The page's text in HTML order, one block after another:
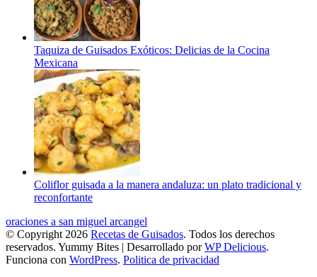
Taquiza de Guisados Exóticos: Delicias de la Cocina
Mexicana
Coliflor guisada a la manera andaluza: un plato tradicional y
reconfortante
oraciones a san miguel arcangel
© Copyright 2026 Recetas de Guisados. Todos los derechos
reservados. Yummy Bites | Desarrollado porWP Delicious.
Funciona con WordPress. Politica de privacidad